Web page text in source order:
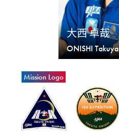
大西 卓哉
ONISHI Takuya
Mission Logo